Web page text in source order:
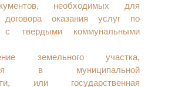
необходимых для
договора оказания услуг по
с твердыми коммунальными
земельного участка,
в муниципальной
или государственная